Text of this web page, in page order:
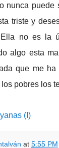
nunca
triste y
Ella no es la
algo esta
que me ha
los pobres los
(I)
at 5:55 PM